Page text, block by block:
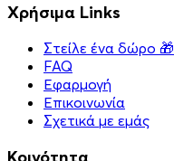
Χρήσιμα Links
Στείλε ένα δώρο 🎁
FAQ
Εφαρμογή
Επικοινωνία
Σχετικά με εμάς